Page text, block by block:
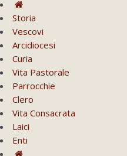
Storia
Vescovi
Arcidiocesi
Curia
Vita Pastorale
Parrocchie
Clero
Vita Consacrata
Laici
Enti